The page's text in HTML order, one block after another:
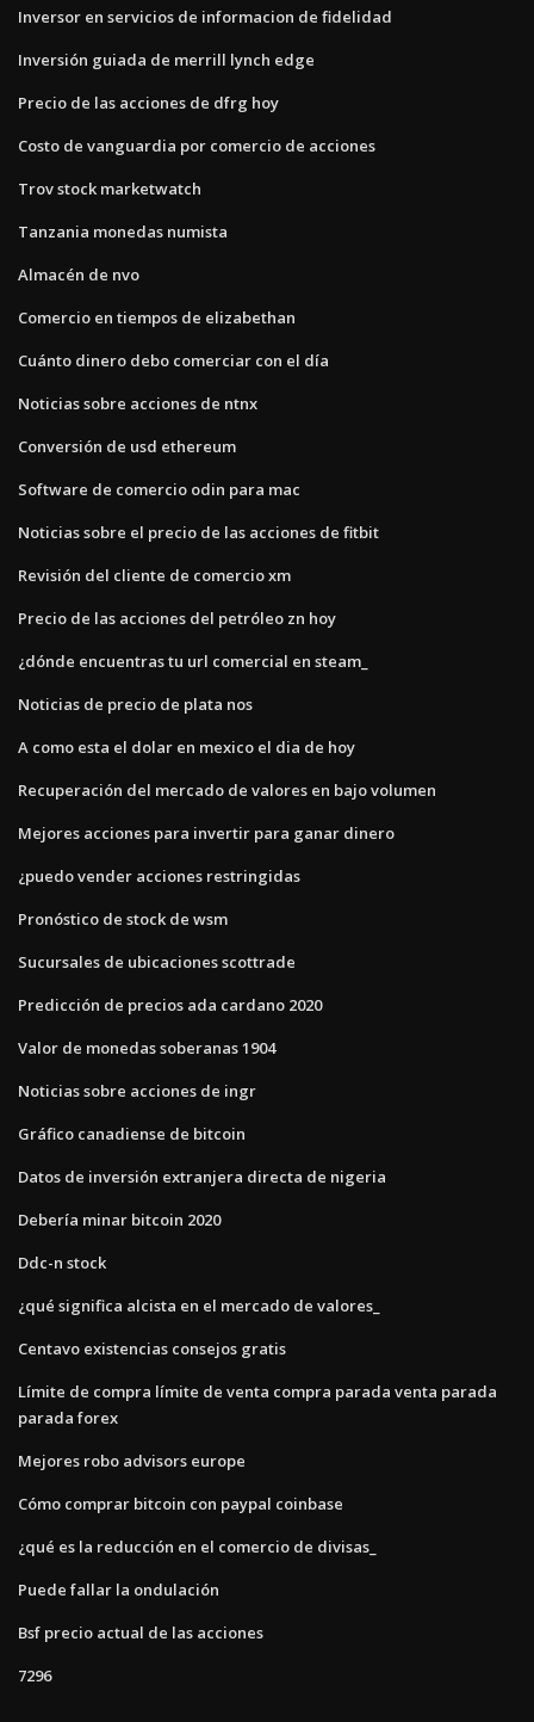
Inversor en servicios de informacion de fidelidad
Inversión guiada de merrill lynch edge
Precio de las acciones de dfrg hoy
Costo de vanguardia por comercio de acciones
Trov stock marketwatch
Tanzania monedas numista
Almacén de nvo
Comercio en tiempos de elizabethan
Cuánto dinero debo comerciar con el día
Noticias sobre acciones de ntnx
Conversión de usd ethereum
Software de comercio odin para mac
Noticias sobre el precio de las acciones de fitbit
Revisión del cliente de comercio xm
Precio de las acciones del petróleo zn hoy
¿dónde encuentras tu url comercial en steam_
Noticias de precio de plata nos
A como esta el dolar en mexico el dia de hoy
Recuperación del mercado de valores en bajo volumen
Mejores acciones para invertir para ganar dinero
¿puedo vender acciones restringidas
Pronóstico de stock de wsm
Sucursales de ubicaciones scottrade
Predicción de precios ada cardano 2020
Valor de monedas soberanas 1904
Noticias sobre acciones de ingr
Gráfico canadiense de bitcoin
Datos de inversión extranjera directa de nigeria
Debería minar bitcoin 2020
Ddc-n stock
¿qué significa alcista en el mercado de valores_
Centavo existencias consejos gratis
Límite de compra límite de venta compra parada venta parada
parada forex
Mejores robo advisors europe
Cómo comprar bitcoin con paypal coinbase
¿qué es la reducción en el comercio de divisas_
Puede fallar la ondulación
Bsf precio actual de las acciones
7296